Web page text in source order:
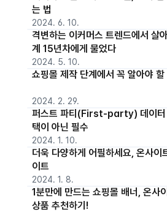
는 법
2024. 6. 10.
격변하는 이커머스 트렌드에서 살
계 15년차에게 물었다
2024. 5. 10.
쇼핑몰 제작 단계에서 꼭 알아야 할
2024. 2. 29.
퍼스트 파티(First-party) 데이터
택이 아닌 필수
2024. 1. 10.
더욱 다양하게 어필하세요, 온사이
이트
2024. 1. 8.
1분만에 만드는 쇼핑몰 배너, 온사
상품 추천하기!